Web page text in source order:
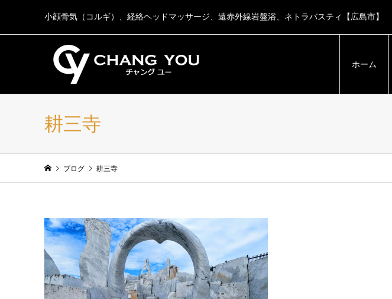
小顔骨気（コルギ）、経絡ヘッドマッサージ、遠赤外線岩盤浴、ネトラバスティ【広島市】
ホーム
耕三寺
ブログ 耕三寺